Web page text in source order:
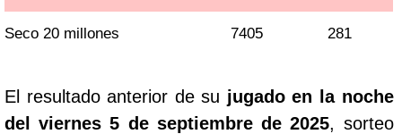
Seco 20 millones 7405 281
El resultado anterior de su jugado en la noche
del viernes 5 de septiembre de 2025, sorteo